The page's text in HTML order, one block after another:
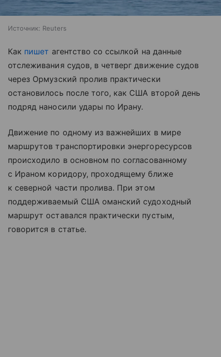
Источник: Reuters
Как пишет агентство со ссылкой на данные
отслеживания судов, в четверг движение судов
через Ормузский пролив практически
остановилось после того, как США второй день
подряд наносили удары по Ирану.
Движение по одному из важнейших в мире
маршрутов транспортировки энергоресурсов
происходило в основном по согласованному
с Ираном коридору, проходящему ближе
к северной части пролива. При этом
поддерживаемый США оманский судоходный
маршрут оставался практически пустым,
говорится в статье.